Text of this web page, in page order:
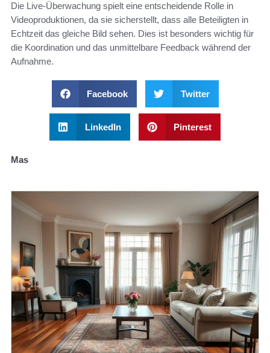
Die Live-Überwachung spielt eine entscheidende Rolle in
Videoproduktionen, da sie sicherstellt, dass alle Beteiligten in
Echtzeit das gleiche Bild sehen. Dies ist besonders wichtig für
die Koordination und das unmittelbare Feedback während der
Aufnahme.
Facebook Twitter
LinkedIn Pinterest
Mas